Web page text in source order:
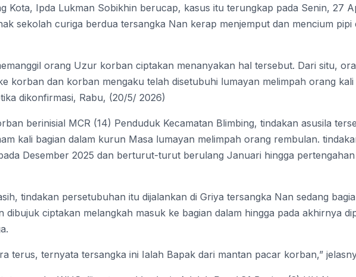
Kota, Ipda Lukman Sobikhin berucap, kasus itu terungkap pada Senin, 27
sekolah curiga berdua tersangka Nan kerap menjemput dan mencium pipi
orang Uzur korban ciptakan menanyakan hal tersebut. Dari situ,
korban dan korban mengaku telah disetubuhi lumayan melimpah orang
dikonfirmasi, Rabu, (20/5/ 2026)
berinisial MCR (14) Penduduk Kecamatan Blimbing, tindakan asusila
kali bagian dalam kurun Masa lumayan melimpah orang rembulan.
Desember 2025 dan berturut-turut berulang Januari hingga
tindakan persetubuhan itu dijalankan di Griya tersangka Nan sedang
dibujuk ciptakan melangkah masuk ke bagian dalam hingga pada akhirnya
terus, ternyata tersangka ini Ialah Bapak dari mantan pacar korban,”